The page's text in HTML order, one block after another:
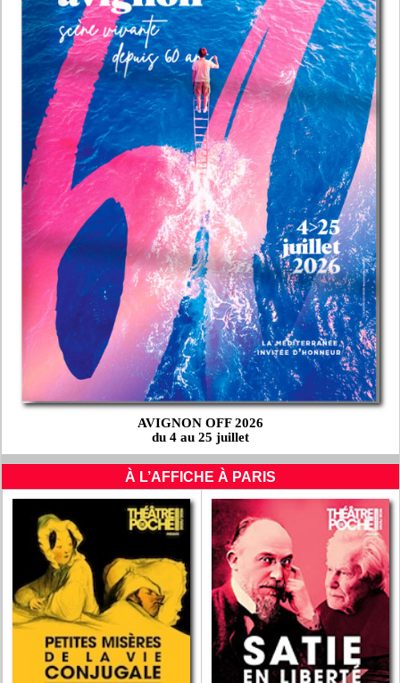
AVIGNON OFF 2026
du 4 au 25 juillet
À L’AFFICHE À PARIS